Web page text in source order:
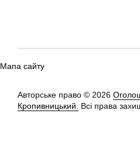
Мапа сайту
Авторське право © 2026
Кропивницький.
Всі права